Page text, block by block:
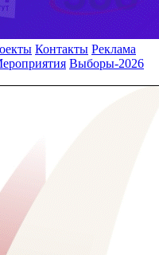
Контакты Реклама
Выборы-2026